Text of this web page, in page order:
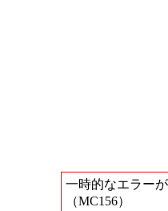
一時的なエラー
（MC156）